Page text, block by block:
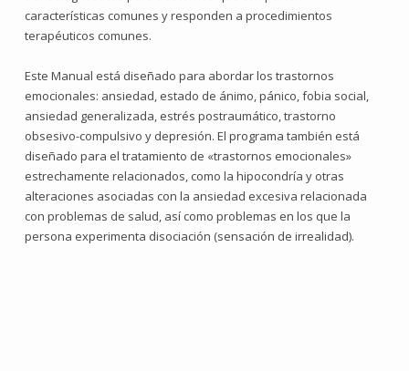
características comunes y responden a procedimientos
terapéuticos comunes.
Este Manual está diseñado para abordar los trastornos
emocionales: ansiedad, estado de ánimo, pánico, fobia social,
ansiedad generalizada, estrés postraumático, trastorno
obsesivo-compulsivo y depresión. El programa también está
diseñado para el tratamiento de «trastornos emocionales»
estrechamente relacionados, como la hipocondría y otras
alteraciones asociadas con la ansiedad excesiva relacionada
con problemas de salud, así como problemas en los que la
persona experimenta disociación (sensación de irrealidad).